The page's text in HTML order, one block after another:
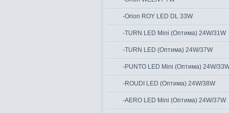
-Orion ROY LED DL 33W
-TURN LED Mini (Оптима) 24W/31W
-TURN LED (Оптима) 24W/37W
-PUNTO LED Mini (Оптима) 24W/
-ROUDI LED (Оптима) 24W/38W
-AERO LED Mini (Оптима) 24W/37W